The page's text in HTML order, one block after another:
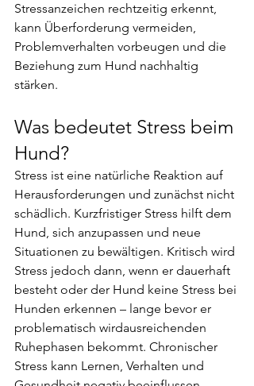
Stressanzeichen rechtzeitig erkennt,
kann Überforderung vermeiden,
Problemverhalten vorbeugen und die
Beziehung zum Hund nachhaltig
stärken.
Was bedeutet Stress beim
Hund?
Stress ist eine natürliche Reaktion auf
Herausforderungen und zunächst nicht
schädlich. Kurzfristiger Stress hilft dem
Hund, sich anzupassen und neue
Situationen zu bewältigen. Kritisch wird
Stress jedoch dann, wenn er dauerhaft
besteht oder der Hund keine Stress bei
Hunden erkennen – lange bevor er
problematisch wirdausreichenden
Ruhephasen bekommt. Chronischer
Stress kann Lernen, Verhalten und